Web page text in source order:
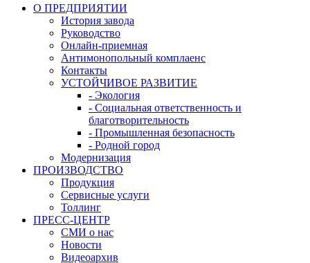
О ПРЕДПРИЯТИИ
История завода
Руководство
Онлайн-приемная
Антимонопольный комплаенс
Контакты
УСТОЙЧИВОЕ РАЗВИТИЕ
- Экология
- Социальная ответственность и
благотворительность
- Промышленная безопасность
- Родной город
Модернизация
ПРОИЗВОДСТВО
Продукция
Сервисные услуги
Толлинг
ПРЕСС-ЦЕНТР
СМИ о нас
Новости
Видеоархив